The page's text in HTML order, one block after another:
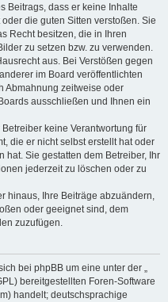
Beitrags, dass er keine Inhalte
die guten Sitten verstoßen. Sie
Recht besitzen, die in Ihren
zu setzen bzw. zu verwenden.
aus. Bei Verstößen gegen
im Board veröffentlichten
Abmahnung zeitweise oder
ausschließen und Ihnen ein
keine Verantwortung für
die er nicht selbst erstellt hat oder
hat. Sie gestatten dem Betreiber, Ihr
jederzeit zu löschen oder zu
hinaus, Ihre Beiträge abzuändern,
oder geeignet sind, dem
zuzufügen.
bei phpBB um eine unter der „
bereitgestellten Foren-Software
handelt; deutschsprachige